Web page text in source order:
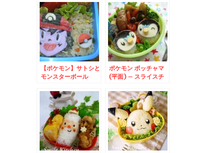
に♪
【ポケモン】サトシと
モンスターボール
ポケモン ポッチャマ
(平面) – スライスチ
ターキャラ☆